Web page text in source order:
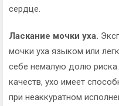
сердце.
Ласкание мочки уха.
мочки уха языком или
себе немалую долю
качеств, ухо имеет
при неаккуратном